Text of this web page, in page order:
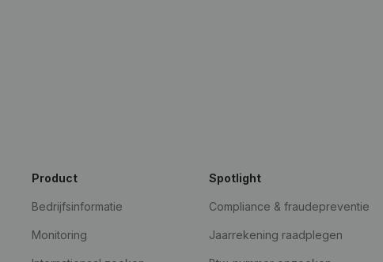
Product
Bedrijfsinformatie
Monitoring
Spotlight
Compliance & fraudepreventie
Jaarrekening raadplegen